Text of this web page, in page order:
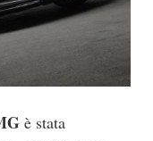
è stata